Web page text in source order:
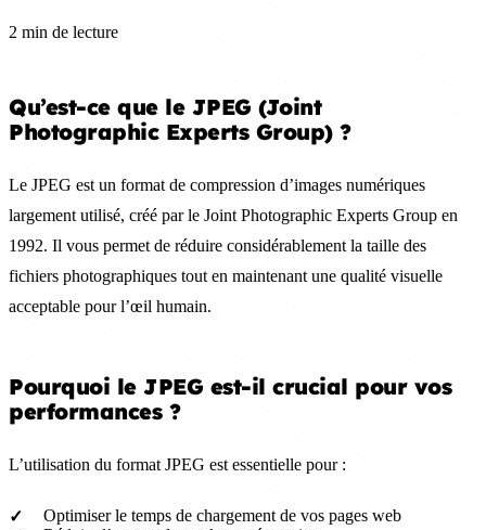
2 min de lecture
Qu’est-ce que le JPEG (Joint
Photographic Experts Group) ?
Le JPEG est un format de compression d’images numériques
largement utilisé, créé par le Joint Photographic Experts Group en
1992. Il vous permet de réduire considérablement la taille des
fichiers photographiques tout en maintenant une qualité visuelle
acceptable pour l’œil humain.
Pourquoi le JPEG est-il crucial pour vos
performances ?
L’utilisation du format JPEG est essentielle pour :
Optimiser le temps de chargement de vos pages web